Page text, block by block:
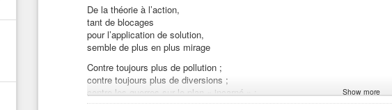
De la théorie à l’action,
tant de blocages
pour l’application de solution,
semble de plus en plus mirage
Contre toujours plus de pollution ;
contre toujours plus de diversions ;
contre les guerres sur le plan « incarné » ;
comme si mission impossible déchaînée
Show more